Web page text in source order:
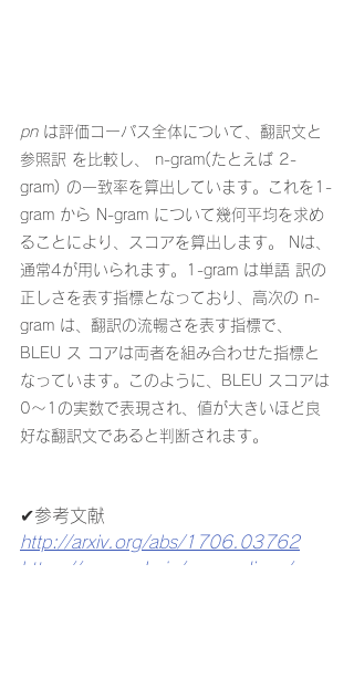
pn は評価コーパス全体について、翻訳文と
参照訳 を比較し、 n-gram(たとえば 2-
gram) の一致率を算出しています。これを1-
gram から N-gram について幾何平均を求め
ることにより、スコアを算出します。 Nは、
通常4が用いられます。1-gram は単語 訳の
正しさを表す指標となっており、高次の n-
gram は、翻訳の流暢さを表す指標で、
BLEU ス コアは両者を組み合わせた指標と
なっています。このように、BLEU スコアは
0～1の実数で表現され、値が大きいほど良
好な翻訳文であると判断されます。
✔︎参考文献
http://arxiv.org/abs/1706.03762
https://www.anlp.jp/proceedings/annu